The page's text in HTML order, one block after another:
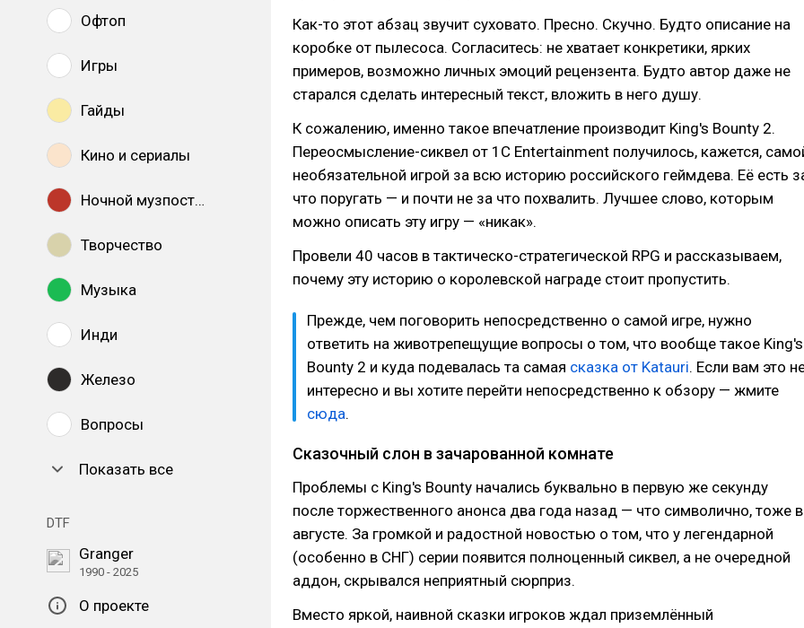
Офтоп
Игры
Гайды
Кино и сериалы
Ночной музпостинг
Творчество
Музыка
Инди
Железо
Вопросы
Показать все
DTF
Granger
1990 - 2025
О проекте
Как-то этот абзац звучит суховато. Пресно. Скучно. Будто описание на
коробке от пылесоса. Согласитесь: не хватает конкретики, ярких
примеров, возможно личных эмоций рецензента. Будто автор даже не
старался сделать интересный текст, вложить в него душу.
К сожалению, именно такое впечатление производит King's Bounty 2.
Переосмысление-сиквел от 1С Entertainment получилось, кажется,
необязательной игрой за всю историю российского геймдева. Её есть
что поругать — и почти не за что похвалить. Лучшее слово, которым
можно описать эту игру — «никак».
Провели 40 часов в тактическо-стратегической RPG и рассказываем,
почему эту историю о королевской награде стоит пропустить.
Прежде, чем поговорить непосредственно о самой игре, нужно
ответить на животрепещущие вопросы о том, что вообще такое King's
Bounty 2 и куда подевалась та самая сказка от Katauri. Если вам это
интересно и вы хотите перейти непосредственно к обзору — жмите
сюда.
Сказочный слон в зачарованной комнате
Проблемы с King's Bounty начались буквально в первую же секунду
после торжественного анонса два года назад — что символично, тоже в
августе. За громкой и радостной новостью о том, что у легендарной
(особенно в СНГ) серии появится полноценный сиквел, а не очередной
аддон, скрывался неприятный сюрприз.
Вместо яркой, наивной сказки игроков ждал приземлённый